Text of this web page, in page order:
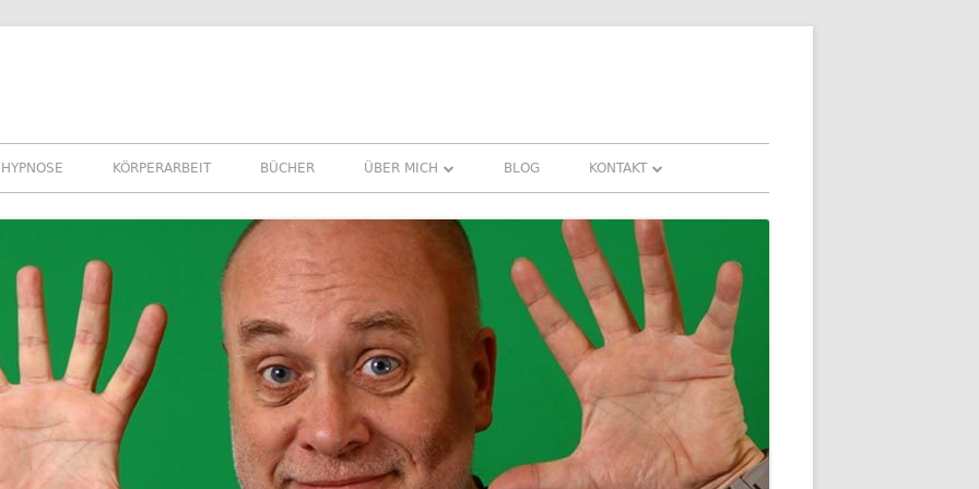
HYPNOSE KÖRPERARBEIT BÜCHER ÜBER MICH
REFERENZEN ERFAHRUNGEN UND
NEWSLETTER
BLOG KONTAKT
DOWNLOADS
FAQ
DATENSCHUTZ
IMPRESSUM